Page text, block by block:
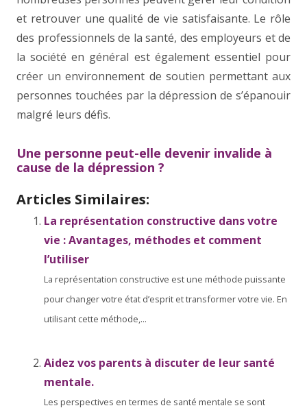
et retrouver une qualité de vie satisfaisante. Le rôle
des professionnels de la santé, des employeurs et de
la société en général est également essentiel pour
créer un environnement de soutien permettant aux
personnes touchées par la dépression de s’épanouir
malgré leurs défis.
Une personne peut-elle devenir invalide à
cause de la dépression ?
Articles Similaires:
La représentation constructive dans votre
vie : Avantages, méthodes et comment
l’utiliser
La représentation constructive est une méthode puissante
pour changer votre état d’esprit et transformer votre vie. En
utilisant cette méthode,...
Aidez vos parents à discuter de leur santé
mentale.
Les perspectives en termes de santé mentale se sont